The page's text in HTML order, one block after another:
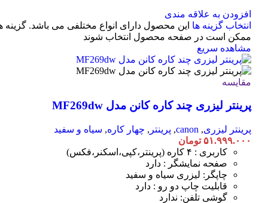
افزودن به علاقه مندی
انتخاب گزینه ها این محصول دارای انواع مختلفی می باشد. گزینه
ممکن است در صفحه محصول انتخاب شوند
مشاهده سریع
مقایسه
پرینتر لیزری چند کاره کانن مدل MF269dw
پرینتر لیزری,
canon
, پرینتر , چهار کاره, سیاه و سفید
۵۱.۹۹۹.۰۰۰ تومان
کاربری : ۴ کاره (پرینتر،کپی،اسکنر،فکس)
صفحه نمایشگر : دارد
چاپگر: لیزری سیاه و سفید
قابلیت چاپ دو رو : دارد
گوشی تلفن: ندارد